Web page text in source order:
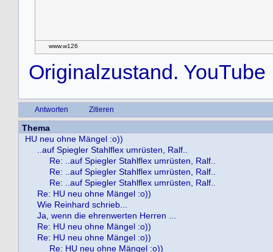
www.w126
Originalzustand. YouTube
Antworten Zitieren
Thema
HU neu ohne Mängel :o))
..auf Spiegler Stahlflex umrüsten, Ralf..
Re: ..auf Spiegler Stahlflex umrüsten, Ralf..
Re: ..auf Spiegler Stahlflex umrüsten, Ralf..
Re: ..auf Spiegler Stahlflex umrüsten, Ralf..
Re: HU neu ohne Mängel :o))
Wie Reinhard schrieb...
Ja, wenn die ehrenwerten Herren ...
Re: HU neu ohne Mängel :o))
Re: HU neu ohne Mängel :o))
Re: HU neu ohne Mängel :o))